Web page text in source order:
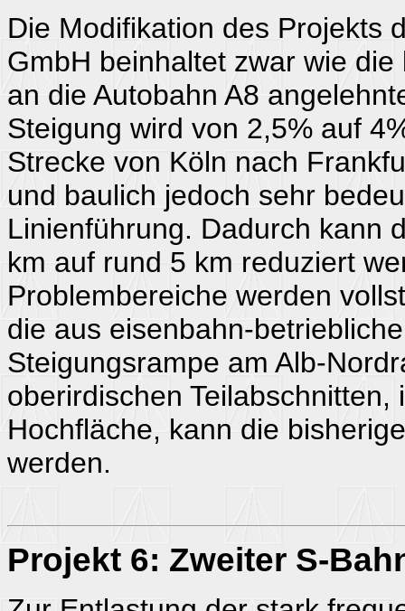
Die Modifikation des Projekts
GmbH beinhaltet zwar wie
an die Autobahn A8
Steigung wird von 2,5% auf
Strecke von Köln nach
und baulich jedoch sehr
Linienführung. Dadurch kann
km auf rund 5 km reduziert
Problembereiche werden
die aus eisenbahn-
Steigungsrampe am Alb-
oberirdischen
Hochfläche, kann die
werden.
Projekt 6: Zweiter S-